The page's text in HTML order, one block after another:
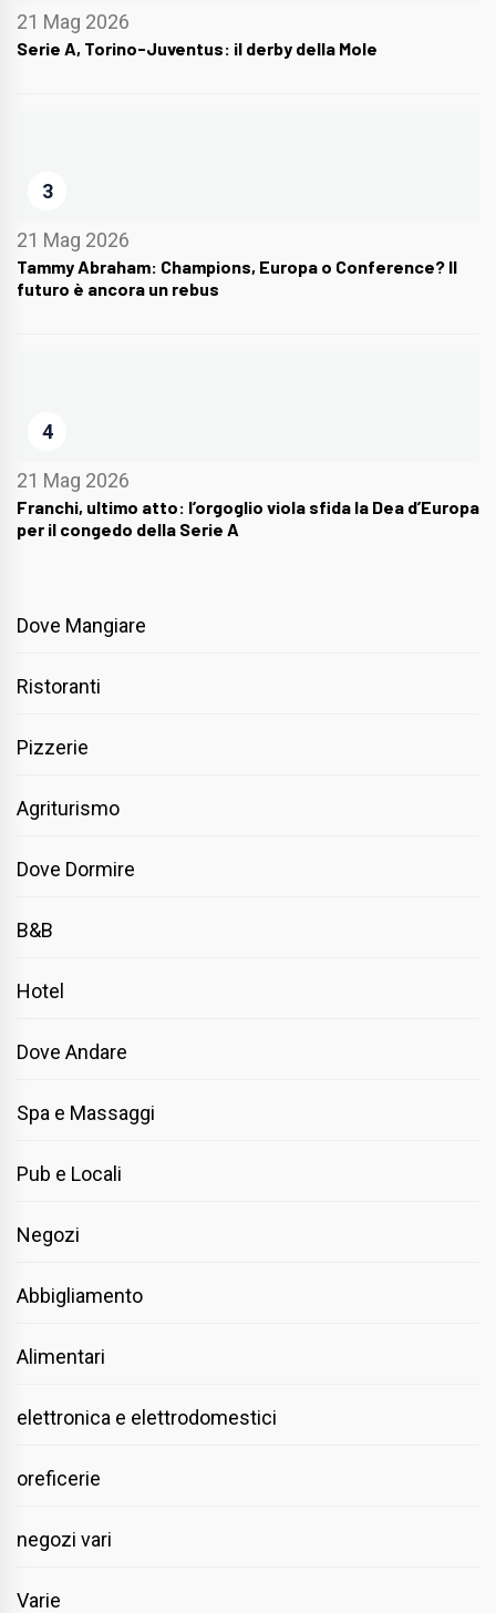
21 Mag 2026
Serie A, Torino-Juventus: il derby della Mole
3
21 Mag 2026
Tammy Abraham: Champions, Europa o Conference? Il
futuro è ancora un rebus
4
21 Mag 2026
Franchi, ultimo atto: l’orgoglio viola sfida la Dea d’Europa
per il congedo della Serie A
Dove Mangiare
Ristoranti
Pizzerie
Agriturismo
Dove Dormire
B&B
Hotel
Dove Andare
Spa e Massaggi
Pub e Locali
Negozi
Abbigliamento
Alimentari
elettronica e elettrodomestici
oreficerie
negozi vari
Varie